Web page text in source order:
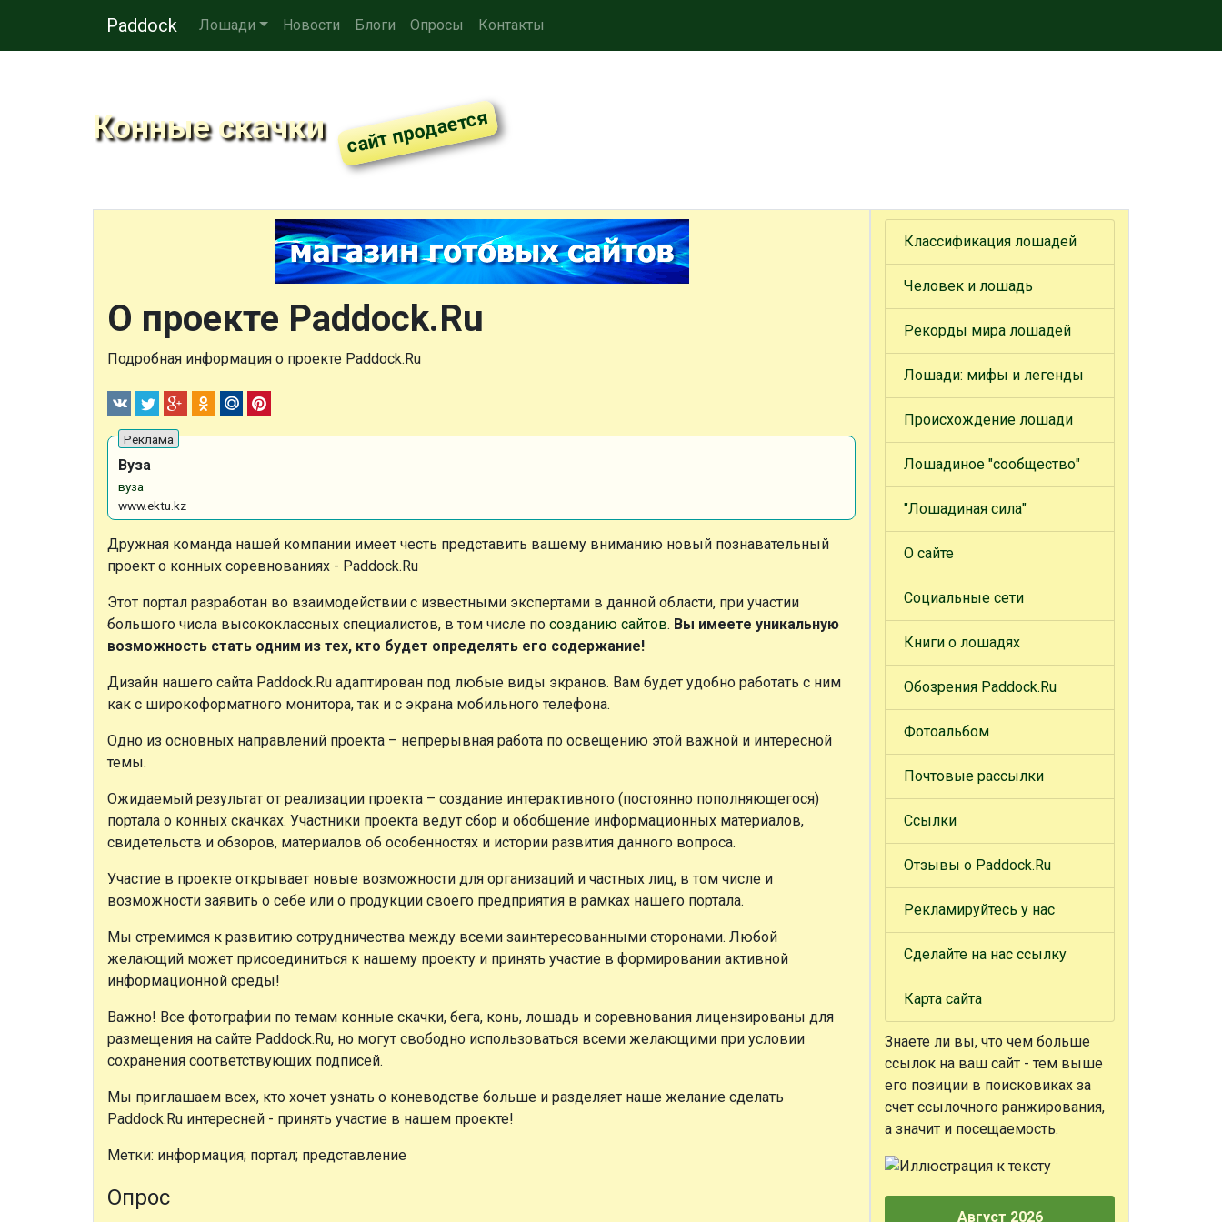
Paddock Лошади Новости Блоги Опросы Контакты
Конные скачки
О проекте Paddock.Ru
Подробная информация о проекте Paddock.Ru
Вуза
вуза
www.ektu.kz
Дружная команда нашей компании имеет честь представить вашему вниманию новый познавательный
проект о конных соревнованиях - Paddock.Ru
Этот портал разработан во взаимодействии с известными экспертами в данной области, при участии
большого числа высококлассных специалистов, в том числе по созданию сайтов. Вы имеете уникальную
возможность стать одним из тех, кто будет определять его содержание!
Дизайн нашего сайта Paddock.Ru адаптирован под любые виды экранов. Вам будет удобно работать с ним
как с широкоформатного монитора, так и с экрана мобильного телефона.
Одно из основных направлений проекта – непрерывная работа по освещению этой важной и интересной
темы.
Ожидаемый результат от реализации проекта – создание интерактивного (постоянно пополняющегося)
портала о конных скачках. Участники проекта ведут сбор и обобщение информационных материалов,
свидетельств и обзоров, материалов об особенностях и истории развития данного вопроса.
Участие в проекте открывает новые возможности для организаций и частных лиц, в том числе и
возможности заявить о себе или о продукции своего предприятия в рамках нашего портала.
Мы стремимся к развитию сотрудничества между всеми заинтересованными сторонами. Любой
желающий может присоединиться к нашему проекту и принять участие в формировании активной
информационной среды!
Важно! Все фотографии по темам конные скачки, бега, конь, лошадь и соревнования лицензированы для
размещения на сайте Paddock.Ru, но могут свободно использоваться всеми желающими при условии
сохранения соответствующих подписей.
Мы приглашаем всех, кто хочет узнать о коневодстве больше и разделяет наше желание сделать
Paddock.Ru интересней - принять участие в нашем проекте!
Метки: информация; портал; представление
Опрос
Классификация лошадей
Человек и лошадь
Рекорды мира лошадей
Лошади: мифы и легенды
Происхождение лошади
Лошадиное "сообщество"
"Лошадиная сила"
О сайте
Социальные сети
Книги о лошадях
Обозрения Paddock.Ru
Фотоальбом
Почтовые рассылки
Ссылки
Отзывы о Paddock.Ru
Рекламируйтесь у нас
Сделайте на нас ссылку
Карта сайта
Знаете ли вы, что чем больше
ссылок на ваш сайт - тем выше
его позиции в поисковиках за
счет ссылочного ранжирования,
а значит и посещаемость.
Август 2026